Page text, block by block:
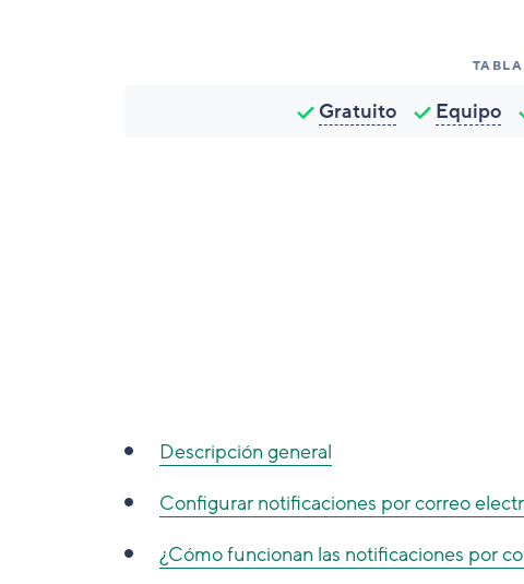
TABLA
Gratuito Equipo
Descripción general
Configurar notificaciones por correo
¿Cómo funcionan las notificaciones por